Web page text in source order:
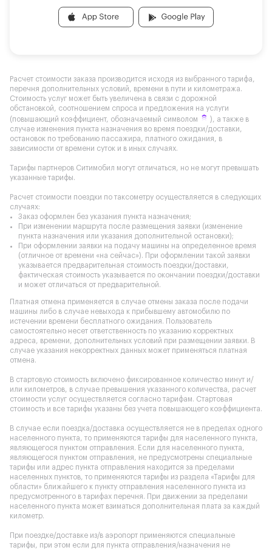
Расчет стоимости заказа производится исходя из выбранного тарифа,
перечня дополнительных условий, времени в пути и километража.
Стоимость услуг может быть увеличена в связи с дорожной
обстановкой, соотношением спроса и предложения на услуги
(повышающий коэффициент, обозначаемый символом
), а также в
случае изменения пункта назначения во время поездки/доставки,
остановок по требованию пассажира, платного ожидания, в
зависимости от времени суток и в иных случаях.
Тарифы партнеров Ситимобил могут отличаться, но не могут превышать
указанные тарифы.
Расчет стоимости поездки по таксометру осуществляется в следующих
случаях:
Заказ оформлен без указания пункта назначения;
При изменении маршрута после размещения заявки (изменение
пункта назначения или указания дополнительной остановки);
При оформлении заявки на подачу машины на определенное время
(отличное от времени «на сейчас»). При оформлении такой заявки
указывается предварительная стоимость поездки/доставки,
фактическая стоимость указывается по окончании поездки/доставки
и может отличаться от предварительной.
Платная отмена применяется в случае отмены заказа после подачи
машины либо в случае невыхода к прибывшему автомобилю по
истечении времени бесплатного ожидания. Пользователь
самостоятельно несет ответственность по указанию корректных
адреса, времени, дополнительных условий при размещении заявки. В
случае указания некорректных данных может применяться платная
отмена.
В стартовую стоимость включено фиксированное количество минут и/
или километров, в случае превышения указанного количества, расчет
стоимости услуг осуществляется согласно тарифам. Стартовая
стоимость и все тарифы указаны без учета повышающего коэффициента.
В случае если поездка/доставка осуществляется не в пределах одного
населенного пункта, то применяются тарифы для населенного пункта,
являющегося пунктом отправления. Если для населенного пункта,
являющегося пунктом отправления, не предусмотрены специальные
тарифы или адрес пункта отправления находится за пределами
населенных пунктов, то применяются тарифы из раздела «Тарифы для
области» ближайшего к пункту отправления населенного пункта из
предусмотренного в тарифах перечня. При движении за пределами
населенного пункта может взиматься дополнительная плата за каждый
километр.
При поездке/доставке из/в аэропорт применяются специальные
тарифы, при этом если для пункта отправления/назначения не